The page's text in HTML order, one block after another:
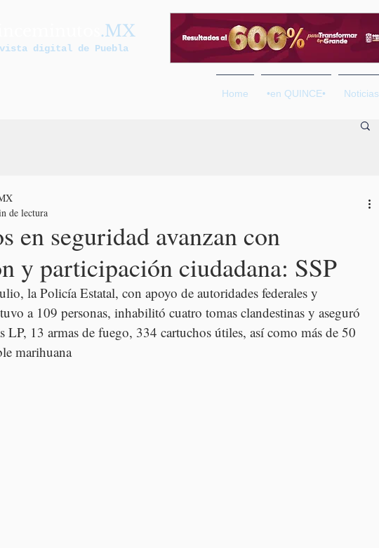
.MX
digital de Puebla
Home •en QUINCE• Noticias
en seguridad avanzan con
y participación ciudadana: SSP
de lectura
la Policía Estatal, con apoyo de autoridades federales y
a 109 personas, inhabilitó cuatro tomas clandestinas y aseguró
LP, 13 armas de fuego, 334 cartuchos útiles, así como más de 50
marihuana